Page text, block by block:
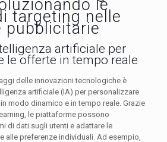
le
targeting nelle
pubblicitarie
artificiale per
le offerte in tempo reale
delle innovazioni tecnologiche è
artificiale (IA) per personalizzare
modo dinamico e in tempo reale. Grazie
le piattaforme possono
di dati sugli utenti e adattare le
alle preferenze individuali. Ad esempio,